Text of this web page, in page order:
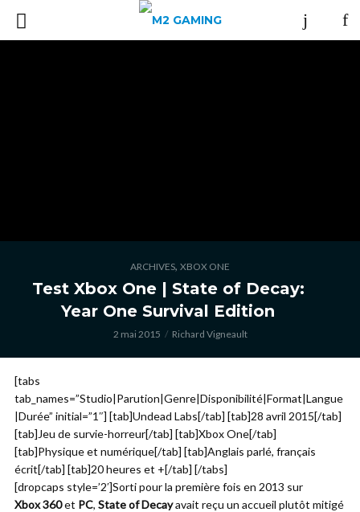
ARCHIVES, XBOX ONE
Test Xbox One | State of Decay:
Year One Survival Edition
2 mai 2015 Richard Vigneault
[tabs
tab_names=”Studio|Parution|Genre|Disponibilité|Format|Langue
|Durée” initial=”1″] [tab]Undead Labs[/tab] [tab]28 avril 2015[/tab]
[tab]Jeu de survie-horreur[/tab] [tab]Xbox One[/tab]
[tab]Physique et numérique[/tab] [tab]Anglais parlé, français
écrit[/tab] [tab]20 heures et +[/tab] [/tabs]
[dropcaps style=’2′]Sorti pour la première fois en 2013 sur
Xbox 360et PC, State of Decayavait reçu un accueil plutôt mitigé